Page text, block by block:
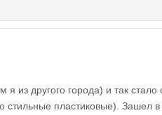
я из другого города) и так
пластиковые). Зашел в